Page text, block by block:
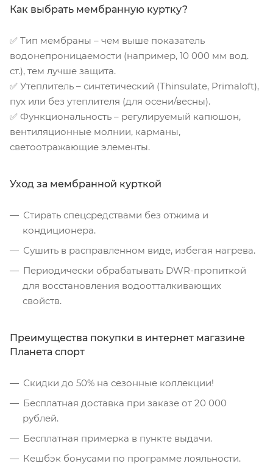
Как выбрать мембранную куртку?
✅ Тип мембраны – чем выше показатель
водонепроницаемости (например, 10 000 мм вод.
ст.), тем лучше защита.
✅ Утеплитель – синтетический (Thinsulate, Primaloft),
пух или без утеплителя (для осени/весны).
✅ Функциональность – регулируемый капюшон,
вентиляционные молнии, карманы,
светоотражающие элементы.
Уход за мембранной курткой
Стирать спецсредствами без отжима и
кондиционера.
Сушить в расправленном виде, избегая нагрева.
Периодически обрабатывать DWR-пропиткой
для восстановления водоотталкивающих
свойств.
Преимущества покупки в интернет магазине
Планета спорт
Скидки до 50% на сезонные коллекции!
Бесплатная доставка при заказе от 20 000
рублей.
Бесплатная примерка в пункте выдачи.
Кешбэк бонусами по программе лояльности.